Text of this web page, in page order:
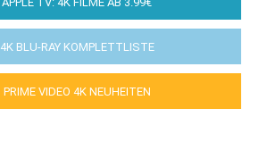
4K BLU-RAY KOMPLETTLISTE
PRIME VIDEO 4K NEUHEITEN